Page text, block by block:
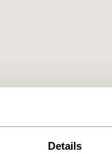
Details
Vi fandt0butikker